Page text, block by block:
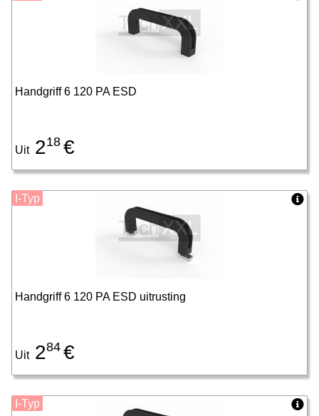
Handgriff 6 120 PA ESD
Uit218 €
Handgriff 6 120 PA ESD uitrusting
Uit284 €
I-Typ
I-Typ